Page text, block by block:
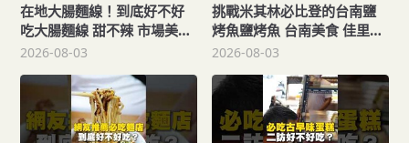
在地大腸麵線！到底好不好
吃大腸麵線 甜不辣 市場美食
新北美食 板橋美食 市場美食
food taiwanfood
streetfoods
2026-08-03
挑戰米其林必比登的台南鹽
烤魚鹽烤魚 台南美食 佳里美
食 在地美食 美食 美食推薦
streetfood
2026-08-03